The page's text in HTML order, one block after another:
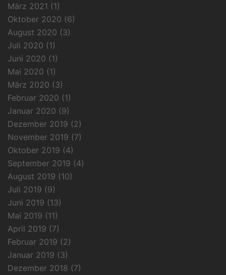
März 2021 (1)
Oktober 2020 (6)
August 2020 (3)
Juli 2020 (1)
Juni 2020 (1)
Mai 2020 (1)
März 2020 (3)
Februar 2020 (1)
Januar 2020 (9)
Dezember 2019 (2)
November 2019 (7)
Oktober 2019 (4)
September 2019 (4)
August 2019 (10)
Juli 2019 (9)
Juni 2019 (13)
Mai 2019 (11)
April 2019 (7)
Februar 2019 (2)
Januar 2019 (3)
Dezember 2018 (7)